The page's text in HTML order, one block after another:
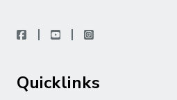
facebookyoutubeinstagram
Quicklinks